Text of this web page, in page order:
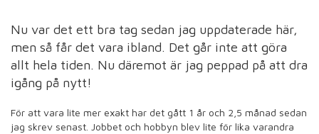
Nu var det ett bra tag sedan jag uppdaterade här,
men så får det vara ibland. Det går inte att göra
allt hela tiden. Nu däremot är jag peppad på att dra
igång på nytt!
För att vara lite mer exakt har det gått 1 år och 2,5 månad sedan
jag skrev senast. Jobbet och hobbyn blev lite för lika varandra